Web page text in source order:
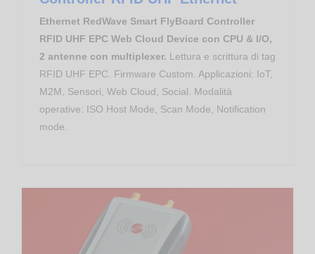
Ethernet RedWave Smart FlyBoard Controller
RFID UHF EPC Web Cloud Device con CPU & I/O,
2 antenne con multiplexer. Lettura e scrittura di tag
RFID UHF EPC. Firmware Custom. Applicazioni: IoT,
M2M, Sensori, Web Cloud, Social. Modalità
operative: ISO Host Mode, Scan Mode, Notification
mode.